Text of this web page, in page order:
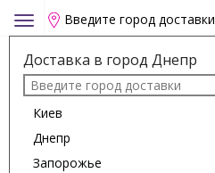
Toggle
navigation
Введите город доставки
Доставка в город Днепр
Киев
Днепр
Запорожье
+38 (050)